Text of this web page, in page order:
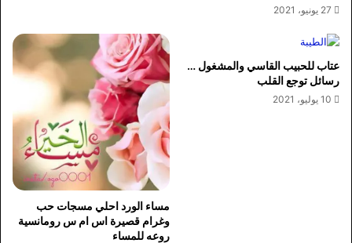
27 يونيو، 2021
عتاب للحبيب القاسي والمشغول …
رسائل توجع القلب
10 يوليو، 2021
مساء الورد احلي مسجات حب
وغرام قصيرة اس ام س رومانسية
روعه للمساء